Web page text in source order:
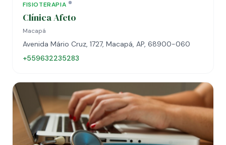
FISIOTERAPIA
Clínica Afeto
Macapá
Avenida Mário Cruz, 1727, Macapá, AP, 68900-060
+559632235283